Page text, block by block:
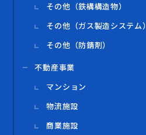
その他（鉄構構造物）
その他（ガス製造システム）
その他（防錆剤）
不動産事業
マンション
物流施設
商業施設